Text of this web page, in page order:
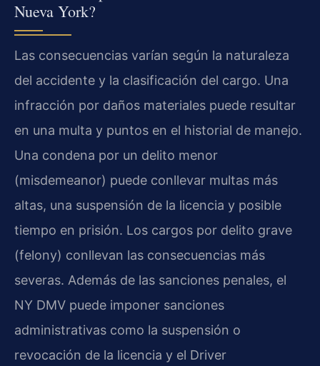
Nueva York?
Las consecuencias varían según la naturaleza
del accidente y la clasificación del cargo. Una
infracción por daños materiales puede resultar
en una multa y puntos en el historial de manejo.
Una condena por un delito menor
(misdemeanor) puede conllevar multas más
altas, una suspensión de la licencia y posible
tiempo en prisión. Los cargos por delito grave
(felony) conllevan las consecuencias más
severas. Además de las sanciones penales, el
NY DMV puede imponer sanciones
administrativas como la suspensión o
revocación de la licencia y el Driver